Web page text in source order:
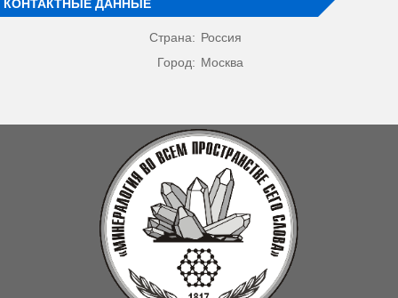
КОНТАКТНЫЕ ДАННЫЕ
Страна: Россия
Город: Москва